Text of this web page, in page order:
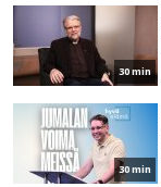
30 min
30 min